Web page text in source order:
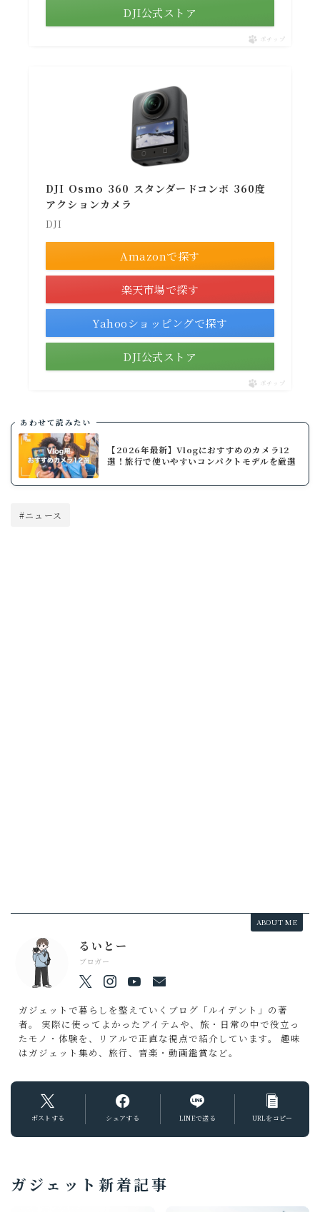
DJI公式ストア
ポチップ
DJI Osmo 360 スタンダードコンボ 360度
アクションカメラ
DJI
Amazonで探す
楽天市場で探す
Yahooショッピングで探す
DJI公式ストア
ポチップ
あわせて読みたい
【2026年最新】Vlogにおすすめのカメラ12
選！旅行で使いやすいコンパクトモデルを厳選
#ニュース
ABOUT ME
るいとー
ブロガー
ガジェットで暮らしを整えていくブログ「ルイデント」の著
者。 実際に使ってよかったアイテムや、旅・日常の中で役立っ
たモノ・体験を、リアルで正直な視点で紹介しています。 趣味
はガジェット集め、旅行、音楽・動画鑑賞など。
ポストする シェアする LINEで送る URLをコピー
ガジェット新着記事